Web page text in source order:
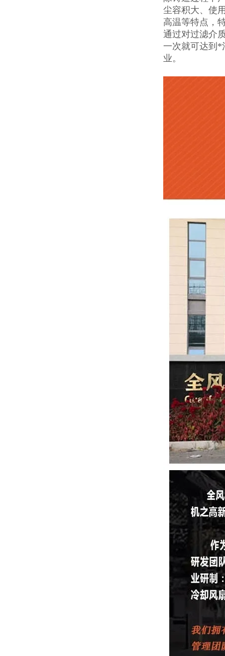
尘容积大、使
高温等特点，
通过对过滤介
一次就可达到*
业。